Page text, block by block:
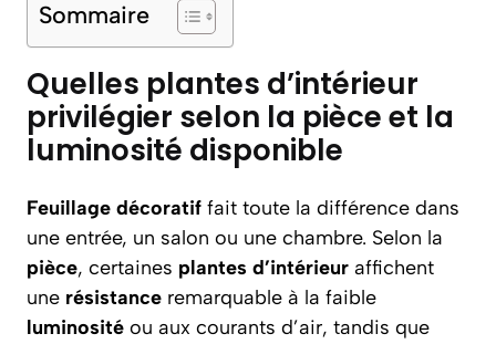
Sommaire
Quelles plantes d’intérieur
privilégier selon la pièce et la
luminosité disponible
Feuillage décoratif fait toute la différence dans
une entrée, un salon ou une chambre. Selon la
pièce, certaines plantes d’intérieur affichent
une résistance remarquable à la faible
luminosité ou aux courants d’air, tandis que